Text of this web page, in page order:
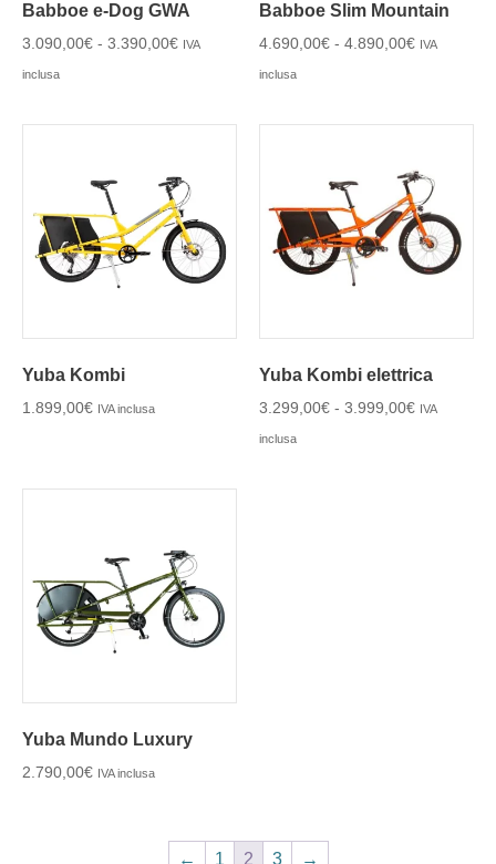
Babboe e-Dog GWA
3.090,00€ - 3.390,00€ IVA
inclusa
Babboe Slim Mountain
4.690,00€ - 4.890,00€ IVA
inclusa
Yuba Kombi
1.899,00€ IVA inclusa
Yuba Kombi elettrica
3.299,00€ - 3.999,00€ IVA
inclusa
Yuba Mundo Luxury
2.790,00€ IVA inclusa
← 1 2 3 →